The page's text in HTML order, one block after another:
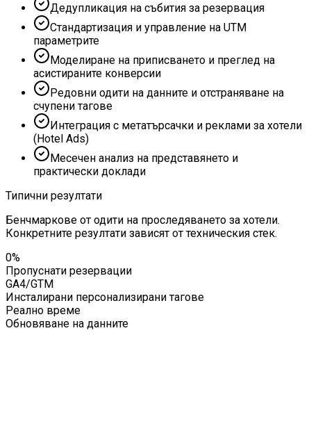
Дедупликация на събития за резервация
Стандартизация и управление на UTM
параметрите
Моделиране на приписването и преглед на
асистираните конверсии
Редовни одити на данните и отстраняване на
счупени тагове
Интеграция с метатърсачки и реклами за хотели
(Hotel Ads)
Месечен анализ на представянето и
практически доклади
Типични резултати
Бенчмаркове от одити на проследяването за хотели.
Конкретните резултати зависят от техническия стек.
0%
Пропуснати резервации
GA4/GTM
Инсталирани персонализирани тагове
Реално време
Обновяване на данните